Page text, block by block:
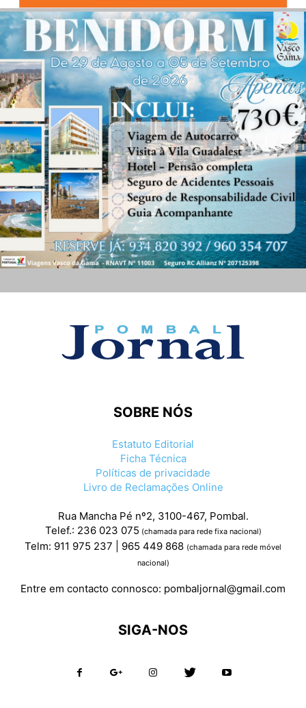
SOBRE NÓS
Estatuto Editorial
Ficha Técnica
Políticas de privacidade
Livro de Reclamações Online
Rua Mancha Pé nº2, 3100-467, Pombal.
Telef.: 236 023 075 (chamada para rede fixa nacional)
Telm: 911 975 237 | 965 449 868 (chamada para rede móvel
nacional)
Entre em contacto connosco: pombaljornal@gmail.com
SIGA-NOS